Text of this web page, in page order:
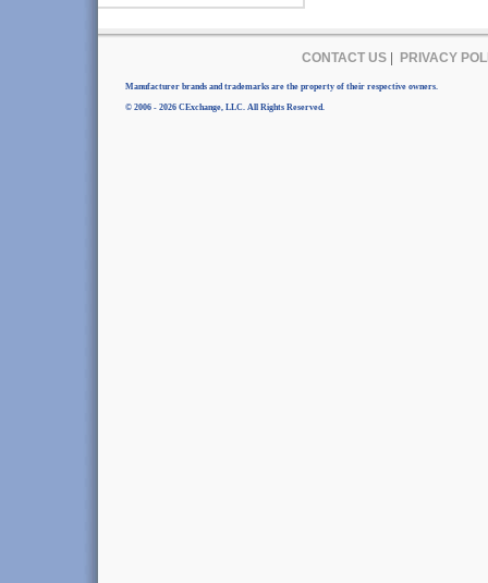
CONTACT US| PRIVACY
Manufacturer brands and trademarks are the property of their respective owners.
© 2006 - 2026 CExchange, LLC. All Rights Reserved.